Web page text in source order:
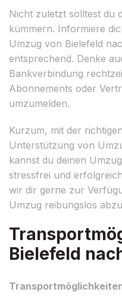
Nicht zuletzt solltest du
kümmern. Informiere
Umzug von Bielefeld
entsprechend. Denke
Bankverbindung
Abonnements oder
umzumelden.
Kurzum, mit der
Unterstützung von
kannst du deinen
stressfrei und
wir dir gerne zur
Umzug reibungslos
Bielefeld